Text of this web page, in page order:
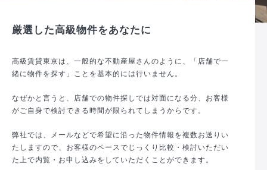
厳選した高級物件をあなたに
高級賃貸東京は、一般的な不動産屋さんのように、「店舗で一
緒に物件を探す」ことを基本的には行いません。
なぜかと言うと、店舗での物件探しでは対面になる分、お客様
がご自身で検討できる時間が限られてしまうからです。
弊社では、メールなどで希望に沿った物件情報を複数お送りい
たしますので、お客様のペースでじっくり比較・検討いただい
た上で内覧・お申し込みをしていただくことができます。